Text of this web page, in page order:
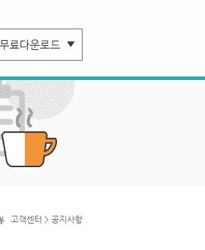
고객센터 > 공지사항